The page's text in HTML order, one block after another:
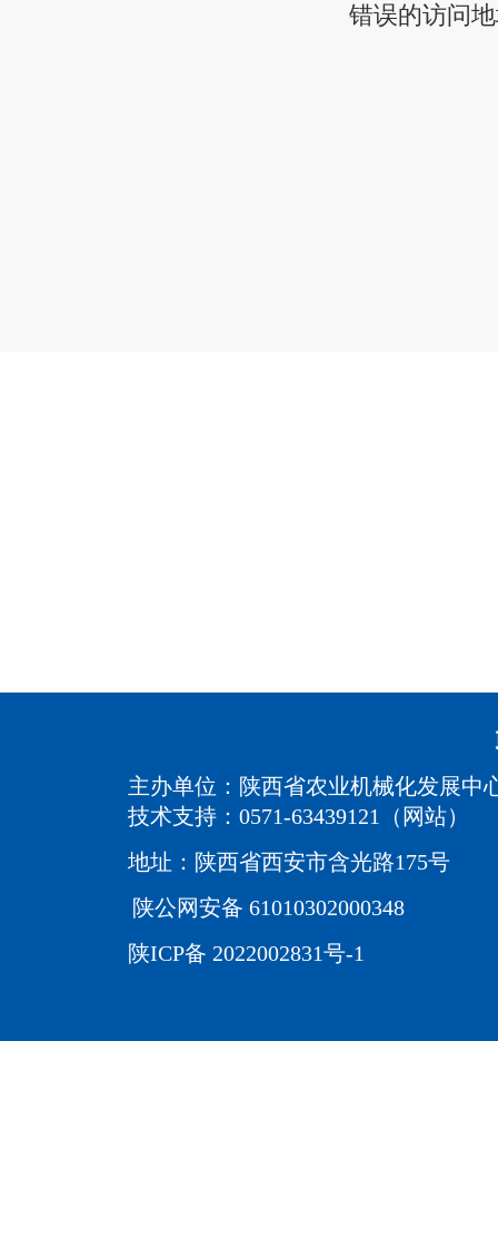
错误的访问
主办单位：陕西省农业机械化发展中
技术支持：0571-63439121（网站）
地址：陕西省西安市含光路175号
陕公网安备 61010302000348
陕ICP备 2022002831号-1